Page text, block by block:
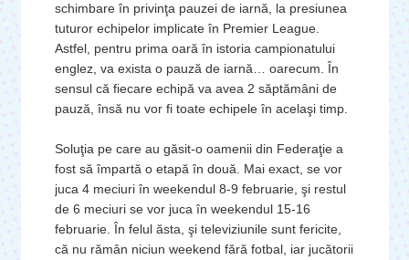
schimbare în privinţa pauzei de iarnă, la presiunea
tuturor echipelor implicate în Premier League.
Astfel, pentru prima oară în istoria campionatului
englez, va exista o pauză de iarnă… oarecum. În
sensul că fiecare echipă va avea 2 săptămâni de
pauză, însă nu vor fi toate echipele în acelaşi timp.
Soluţia pe care au găsit-o oamenii din Federaţie a
fost să împartă o etapă în două. Mai exact, se vor
juca 4 meciuri în weekendul 8-9 februarie, şi restul
de 6 meciuri se vor juca în weekendul 15-16
februarie. În felul ăsta, şi televiziunile sunt fericite,
că nu rămân niciun weekend fără fotbal, iar jucătorii